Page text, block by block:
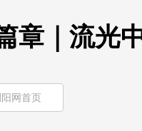
章｜流光
网首页